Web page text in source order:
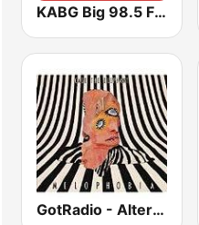
KABG Big 98.5 FM
GotRadio - Alternative